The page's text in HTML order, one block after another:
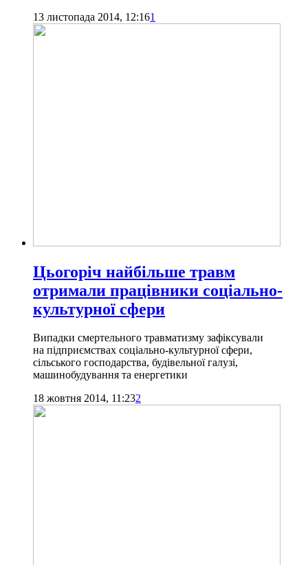
13 листопада 2014, 12:161
Цьогоріч найбільше травм
отримали працівники соціально-
культурної сфери
Випадки смертельного травматизму зафіксували
на підприємствах соціально-культурної сфери,
сільського господарства, будівельної галузі,
машинобудування та енергетики
18 жовтня 2014, 11:232